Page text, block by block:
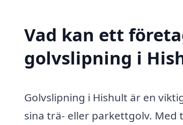
Vad kan ett
golvslipning i
Golvslipning i Hishult är en
sina trä- eller parkettgolv. Med